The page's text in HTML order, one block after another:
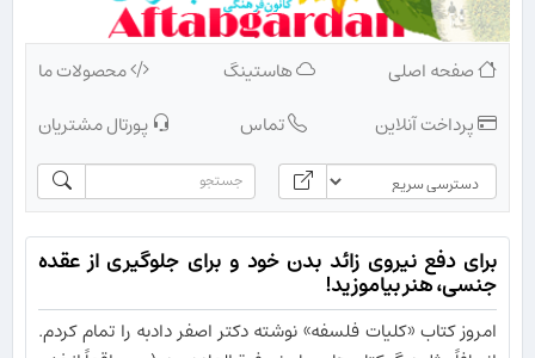
صفحه اصلی هاستینگ
محصولات ما
پرداخت آنلاین
تماس پورتال مشتریان
برای دفع نیروی زائد بدن خود و برای جلوگیری از عقده
جنسی، هنر بیاموزید!
امروز کتاب «کلیات فلسفه» نوشته دکتر اصفر دادبه را تمام کردم.